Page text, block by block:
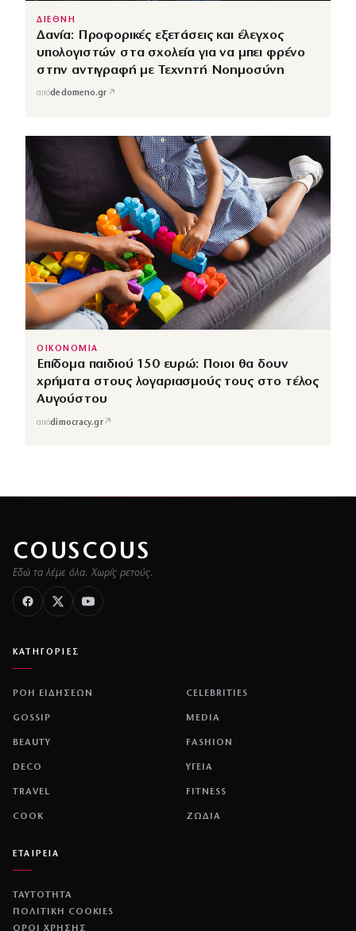
ΔΙΕΘΝΗ
Δανία: Προφορικές εξετάσεις και έλεγχος
υπολογιστών στα σχολεία για να μπει φρένο
στην αντιγραφή με Τεχνητή Νοημοσύνη
απόdedomeno.gr ↗
ΟΙΚΟΝΟΜΙΑ
Επίδομα παιδιού 150 ευρώ: Ποιοι θα δουν
χρήματα στους λογαριασμούς τους στο τέλος
Αυγούστου
απόdimocracy.gr↗
COUSCOUS
Εδώ τα λέμε όλα. Χωρίς ρετούς.
ΚΑΤΗΓΟΡΙΕΣ
ΡΟΗ ΕΙΔΗΣΕΩΝ CELEBRITIES
GOSSIP MEDIA
BEAUTY FASHION
DECO ΥΓΕΙΑ
TRAVEL FITNESS
COOK ΖΩΔΙΑ
ΕΤΑΙΡΕΙΑ
ΤΑΥΤΟΤΗΤΑ
ΠΟΛΙΤΙΚΉ COOKIES
ΌΡΟΙ ΧΡΉΣΗΣ